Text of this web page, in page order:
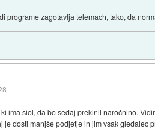
programe zagotavlja telemach, tako, da
ima siol, da bo sedaj prekinil naročnino.
je dosti manjše podjetje in jim vsak gledalec